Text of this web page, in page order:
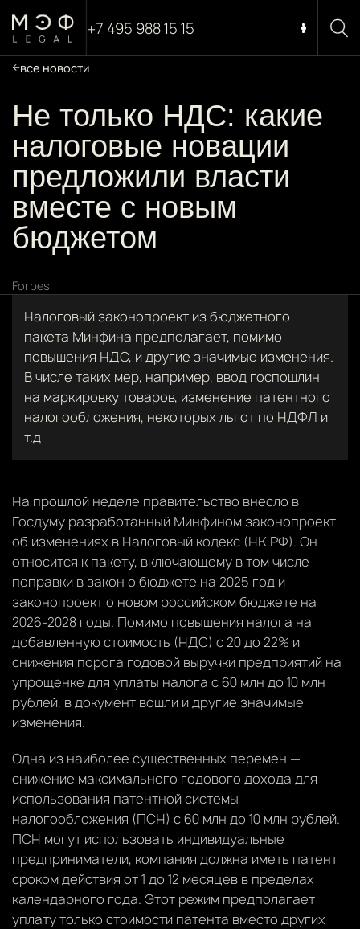
+7 495 988 15 15
все новости
Не только НДС: какие
налоговые новации
предложили власти
вместе с новым
бюджетом
Forbes
Налоговый законопроект из бюджетного
пакета Минфина предполагает, помимо
повышения НДС, и другие значимые изменения.
В числе таких мер, например, ввод госпошлин
на маркировку товаров, изменение патентного
налогообложения, некоторых льгот по НДФЛ и
т.д
На прошлой неделе правительство внесло в
Госдуму разработанный Минфином законопроект
об изменениях в Налоговый кодекс (НК РФ). Он
относится к пакету, включающему в том числе
поправки в закон о бюджете на 2025 год и
законопроект о новом российском бюджете на
2026-2028 годы. Помимо повышения налога на
добавленную стоимость (НДС) с 20 до 22% и
снижения порога годовой выручки предприятий на
упрощенке для уплаты налога с 60 млн до 10 млн
рублей, в документ вошли и другие значимые
изменения.
Одна из наиболее существенных перемен —
снижение максимального годового дохода для
использования патентной системы
налогообложения (ПСН) с 60 млн до 10 млн рублей.
ПСН могут использовать индивидуальные
предприниматели, компания должна иметь патент
сроком действия от 1 до 12 месяцев в пределах
календарного года. Этот режим предполагает
уплату только стоимости патента вместо других